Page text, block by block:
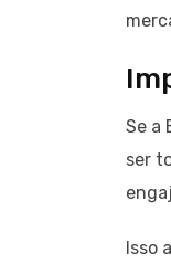
Se a
ser
Isso